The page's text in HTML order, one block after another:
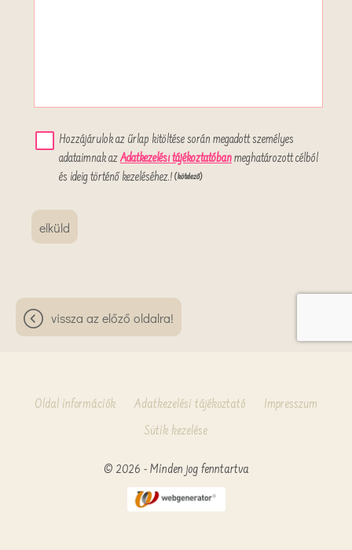
Hozzájárulok az űrlap kitöltése során megadott személyes
adataimnak azAdatkezelési tájékoztatóbanmeghatározott célból
és ideig történő kezeléséhez.! (kötelező)
elküld
vissza az előző oldalra!
© 2026 - Minden jog fenntartva
Oldal információk Adatkezelési tájékoztató
Impresszum
Sütik kezelése